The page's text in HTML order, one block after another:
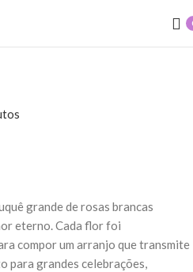
grande de rosas brancas
eterno. Cada flor foi
compor um arranjo que transmite
para grandes celebrações,